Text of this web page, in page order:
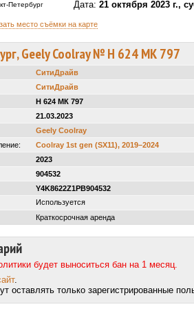
Петербург Дата: 21 октября 2023 г.,
место съёмки на карте
Geely Coolray № Н 624 МК 797
СитиДрайв
СитиДрайв
Н 624 МК 797
21.03.2023
Geely Coolray
Coolray 1st gen (SX11), 2019–2024
2023
904532
Y4K8622Z1PB904532
Используется
Краткосрочная аренда
будет выноситься бан на 1 месяц.
.
оставлять только зарегистрированные